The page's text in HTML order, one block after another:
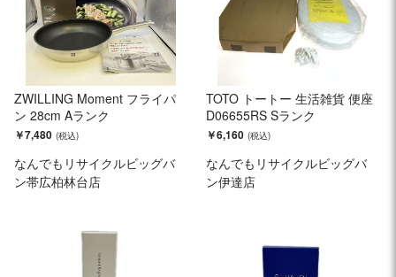
ZWILLING Moment フライパ
ン 28cm Aランク
￥7,480
なんでもリサイクルビッグバ
ン帯広柏林台店
TOTO トートー 生活雑貨 便座
D06655RS Sランク
￥6,160
なんでもリサイクルビッグバ
ン伊達店